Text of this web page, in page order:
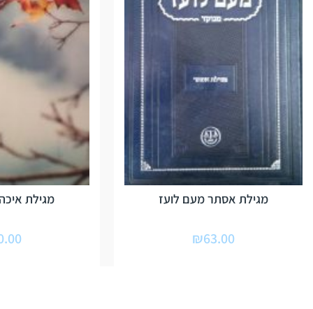
מגילת אסתר מעם לועז
₪63.00
מגילת